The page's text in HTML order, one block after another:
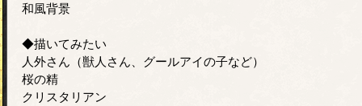
和風背景
◆描いてみたい
人外さん（獣人さん、グールアイの子など）
桜の精
クリスタリアン